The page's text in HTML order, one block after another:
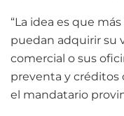
“La idea es que
puedan adquirir su
comercial o sus
preventa y créditos
el mandatario